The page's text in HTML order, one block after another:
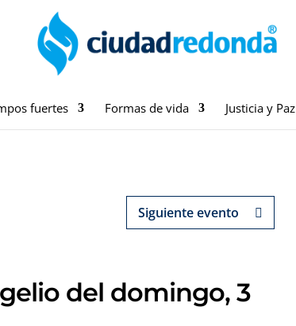
fuertes Formas de vida Justicia y Paz
Siguiente evento
del domingo, 3